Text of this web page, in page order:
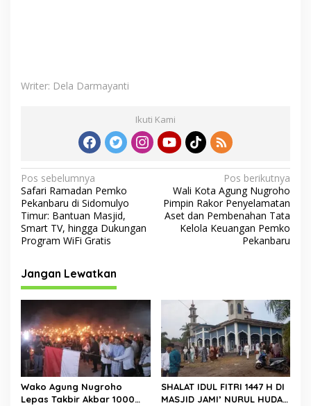
Writer: Dela Darmayanti
Ikuti Kami
N
a
v
i
a
s
i
p
o
s
Pos sebelumnya
Safari Ramadan Pemko
Pekanbaru di Sidomulyo
Timur: Bantuan Masjid,
Smart TV, hingga Dukungan
Program WiFi Gratis
Pos berikutnya
Wali Kota Agung Nugroho
Pimpin Rakor Penyelamatan
Aset dan Pembenahan Tata
Kelola Keuangan Pemko
Pekanbaru
Jangan Lewatkan
Wako Agung Nugroho
Lepas Takbir Akbar 1000
SHALAT IDUL FITRI 1447 H DI
MASJID JAMI’ NURUL HUDA